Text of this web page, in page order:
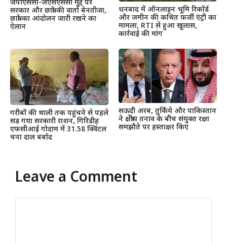
जेपीएससी-जेएसएससी मुद्दे पर
सरकार और छात्रों की वार्ता बेनतीजा,
छात्रों का आंदोलन जारी रखने का
ऐलान
धनबाद में ऑनलाइन भूमि रिकॉर्ड
और जमीन की कथित फर्जी एंट्री का
मामला, RTI से हुआ खुलास,
कार्रवाई की मांग
गरीबों की थाली तक पहुंचने से पहले
सड़ गया सरकारी राशन, गिरिडीह
एफसीआई गोदाम में 31.58 क्विंटल
चना दाल बर्बाद
सऊदी अरब, तुर्किये और पाकिस्तान
ने क्षेत्रीय तनाव के बीच संयुक्त रक्षा
समझौते पर हस्ताक्षर किए
Leave a Comment